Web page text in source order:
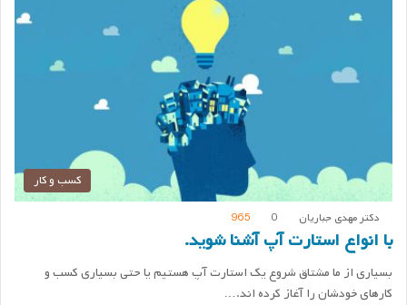
کسب و کار
دکتر مهدی جباریان 0
965
با انواع استارت آپ آشنا شوید.
بسیاری از ما مشتاق شروع یک استارت آپ هستیم یا حتی بسیاری کسب و
کارهای خودشان را آغاز کرده اند.…